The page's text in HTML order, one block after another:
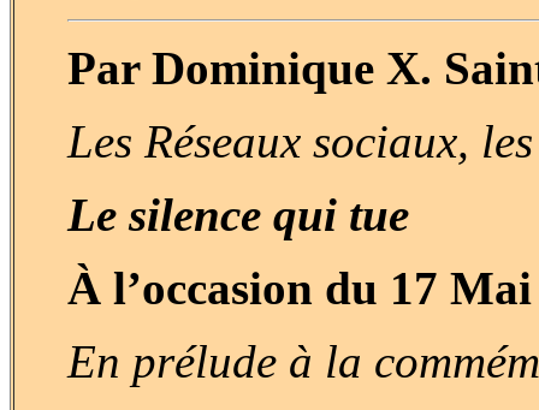
Par Dominique X.
Les Réseaux sociaux,
Le silence qui tue
À l’occasion du 17
En prélude à la